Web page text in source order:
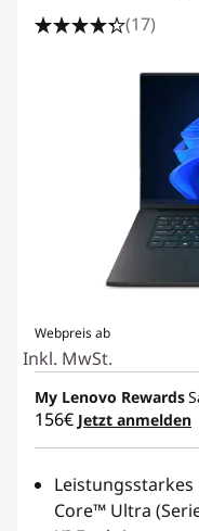
(17)
Webpreis ab
Inkl. MwSt.
My Lenovo Rewards
156€ Jetzt anmelden
Core™ Ultra